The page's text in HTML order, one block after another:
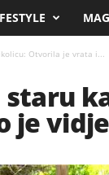
Otvorila je vrata i...
staru